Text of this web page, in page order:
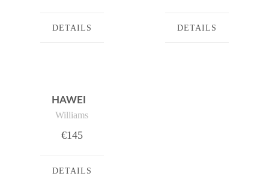
DETAILS DETAILS
HAWEI
Williams
€145
DETAILS